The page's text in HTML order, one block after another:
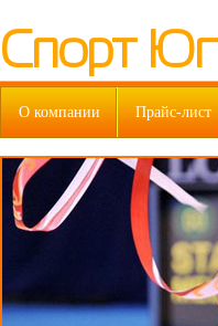
Спорт Юг
О компании Прайс-лист